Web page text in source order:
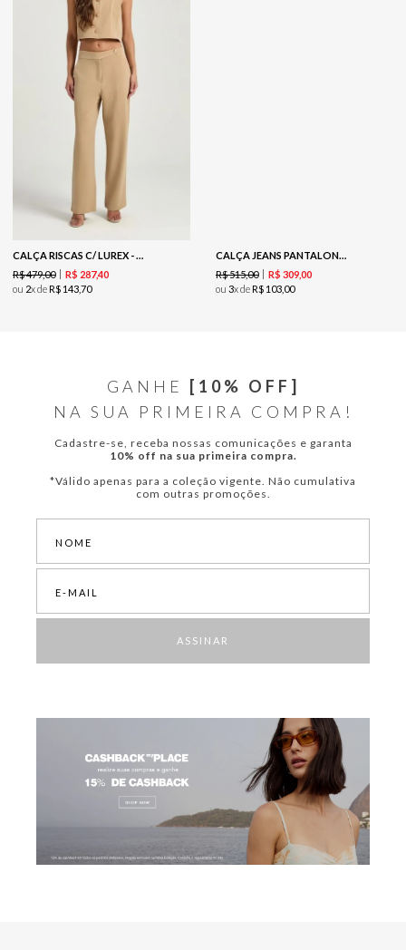
CALÇA RISCAS C/ LUREX - COOKIE
R$479,00 R$ 287,40
ou 2x deR$ 14370
CALÇA JEANS PANTALONA CORROSÃO - JEANS
R$515,00 R$ 30900
ou 3x deR$ 103 00
GANHE
[10% OFF]
NA SUA PRIMEIRA COMPRA!
Cadastre-se, receba nossas comunicações e garanta
10% off na sua primeira compra.
*Válido apenas para a coleção vigente. Não cumulativa
com outras promoções.
ASSINAR